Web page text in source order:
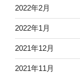
2022年2月
2022年1月
2021年12月
2021年11月